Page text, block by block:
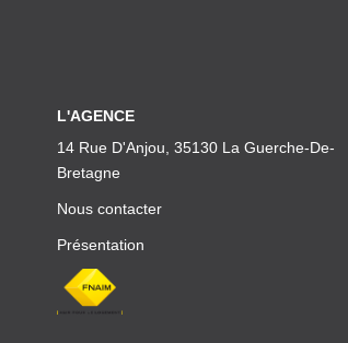
L'AGENCE
14 Rue D'Anjou, 35130 La Guerche-De-
Bretagne
Nous contacter
Présentation